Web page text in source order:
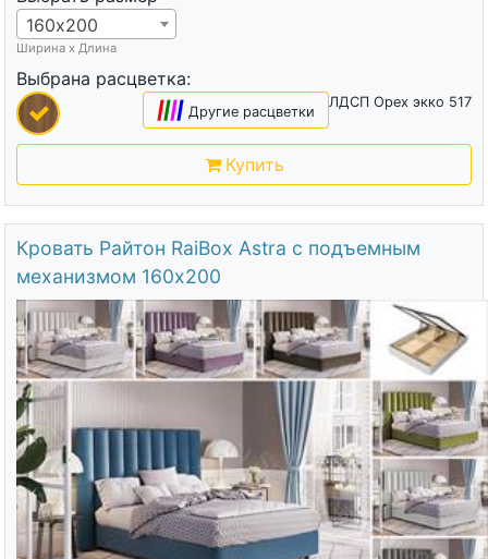
160х200
Ширина х Длина
Выбрана расцветка:
ЛДСП Орех экко 517
|||| Другие расцветки
Купить
Кровать Райтон RaiBox Astra с подъемным
механизмом 160х200